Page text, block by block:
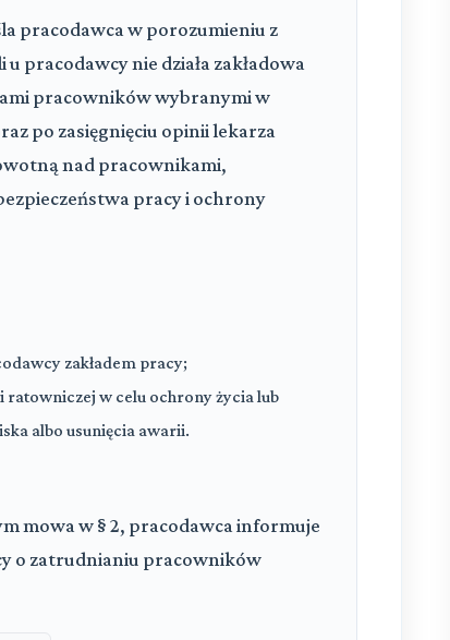
pracodawca w porozumieniu z
pracodawcy nie działa zakładowa
pracowników wybranymi w
po zasięgnięciu opinii lekarza
nad pracownikami,
pracy i ochrony
zakładem pracy;
w celu ochrony życia lub
albo usunięcia awarii.
mowa w § 2, pracodawca informuje
o zatrudnianiu pracowników